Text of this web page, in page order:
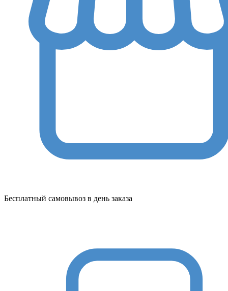
Бесплатный самовывоз в день заказа